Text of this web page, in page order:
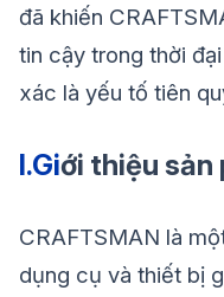
đã khiến
tin cậy trong thời
xác là yếu tố tiên
I.Giới thiệu sản
CRAFTSMAN là
dụng cụ và thiết bị